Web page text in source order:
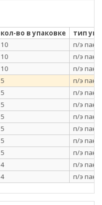
кол-во в упаковке тип
10 п/э
10 п/э
10 п/э
5 п/э
5 п/э
5 п/э
5 п/э
5 п/э
5 п/э
5 п/э
4 п/э
4 п/э